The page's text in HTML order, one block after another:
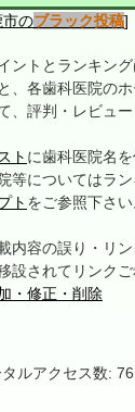
市のブラック投稿]
トとランキン
各歯科医院の
評判・レビュ
ト に歯科医院名
についてはラン
ト をご参照下さい
容の誤り・リン
されてリンクご
・修正・削除
アクセス数: